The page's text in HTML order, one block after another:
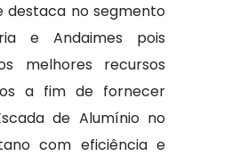
destaca no segmento
e Andaimes pois
melhores recursos
a fim de fornecer
de Alumínio no
com eficiência e